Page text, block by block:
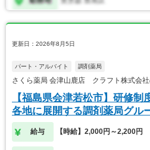
更新日：2026年8月5日
パート・アルバイト 調剤薬局
さくら薬局 会津山鹿店 クラフト株式会社
【福島県会津若松市】研修
各地に展開する調剤薬局グル
給与 【時給】2,000円～2,200円